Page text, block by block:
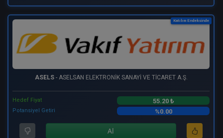
Katılım Endeksinde
ASELS- ASELSAN ELEKTRONİK SANAYİ VE TİCARET A.Ş.
Hedef Fiyat 55.20 ₺
Potansiyel Getiri %0.00
Al